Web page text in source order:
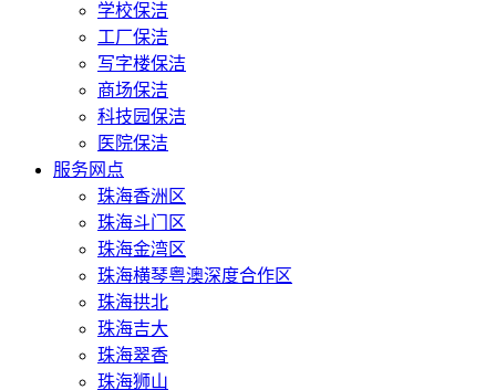
学校保洁
工厂保洁
写字楼保洁
商场保洁
科技园保洁
医院保洁
服务网点
珠海香洲区
珠海斗门区
珠海金湾区
珠海横琴粤澳深度合作区
珠海拱北
珠海吉大
珠海翠香
珠海狮山